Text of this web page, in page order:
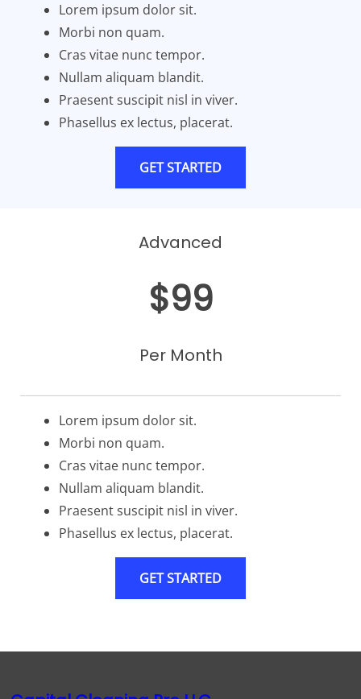
Lorem ipsum dolor sit.
Morbi non quam.
Cras vitae nunc tempor.
Nullam aliquam blandit.
Praesent suscipit nisl in viver.
Phasellus ex lectus, placerat.
GET STARTED
Advanced
$99
Per Month
Lorem ipsum dolor sit.
Morbi non quam.
Cras vitae nunc tempor.
Nullam aliquam blandit.
Praesent suscipit nisl in viver.
Phasellus ex lectus, placerat.
GET STARTED